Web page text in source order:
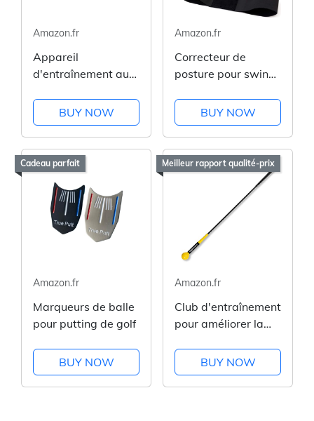
Amazon.fr
Appareil
d'entraînement au
efficaceBUY NOW
Amazon.fr
Correcteur de
posture pour swing
BUY NOW
Cadeau parfait
Amazon.fr
Marqueurs de balle
pour putting de golf
BUY NOW
Meilleur rapport qualité-prix
Amazon.fr
Club d'entraînement
pour améliorer la
BUY NOW